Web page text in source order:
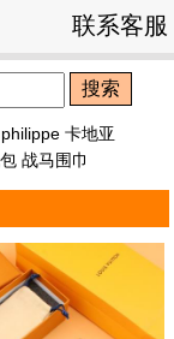
联系客服
搜索
卡地亚
战马围巾